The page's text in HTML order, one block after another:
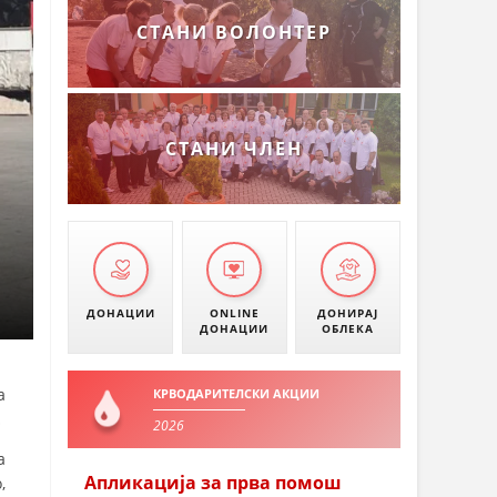
СТАНИ ВОЛОНТЕР
СТАНИ ЧЛЕН
ДОНАЦИИ
ONLINE
ДОНАЦИИ
ДОНИРАЈ
ОБЛЕКА
КРВОДАРИТЕЛСКИ АКЦИИ
2026
Апликација за прва помош